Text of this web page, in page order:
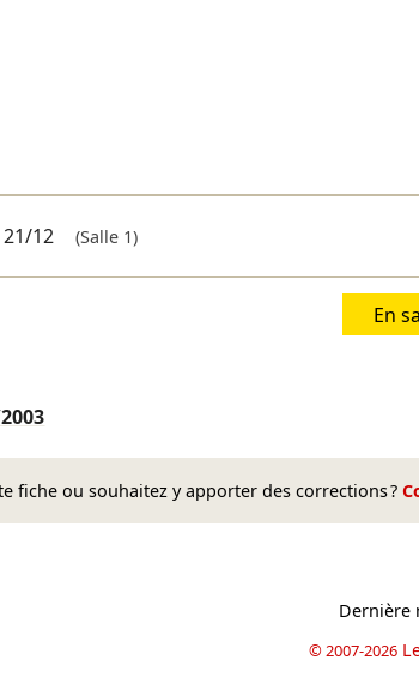
21/12 (Salle 1)
En
fiche ou souhaitez y apporter des corrections ?
Dernière
© 2007-2026